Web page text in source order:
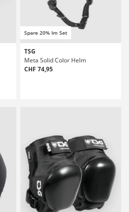
Spare 20% Im Set
TSG
Meta Solid Color Helm
CHF 74,95